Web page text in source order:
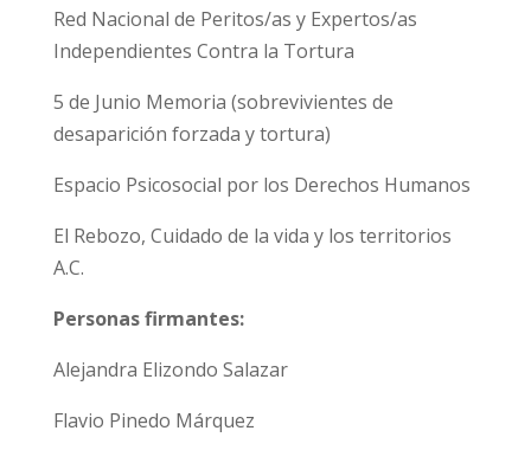
Red Nacional de Peritos/as y Expertos/as
Independientes Contra la Tortura
5 de Junio Memoria (sobrevivientes de
desaparición forzada y tortura)
Espacio Psicosocial por los Derechos Humanos
El Rebozo, Cuidado de la vida y los territorios
A.C.
Personas firmantes:
Alejandra Elizondo Salazar
Flavio Pinedo Márquez